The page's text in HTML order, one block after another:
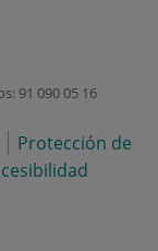
91 090 05 16
Protección de